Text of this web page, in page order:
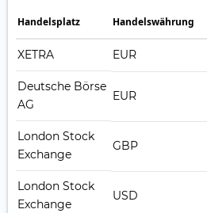
Handelsplatz Handelswährung
XETRA EUR
Deutsche Börse
AG
EUR
London Stock
Exchange
GBP
London Stock
Exchange
USD